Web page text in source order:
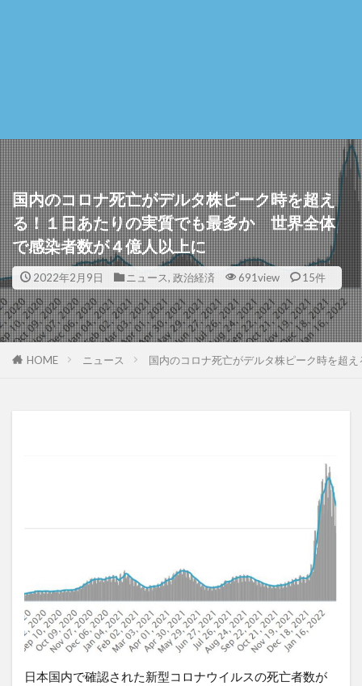
国内のコロナ死亡がデルタ株ピーク時を超え
る！１日あたりの実質でも最多か 世界全体
で感染者数が４億人以上に
2022年2月9日 ニュース, 政治経済 691view 15件
HOME ニュース 国内のコロナ死亡がデルタ株ピーク時を
日本国内で確認された新型コロナウイルスの死亡者数が